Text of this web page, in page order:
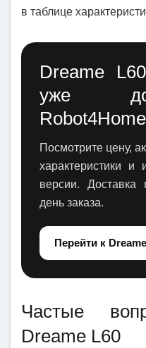
в таблице
Dreame
уже
Посмотрите цену,
характеристики и
версии.
день заказа.
Перейти к
Частые
Dreame L60